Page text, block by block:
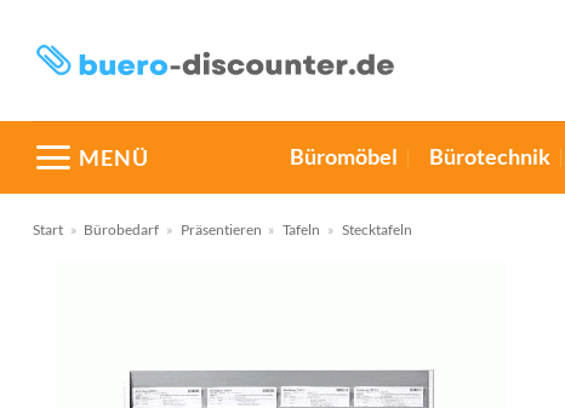
Inhalt
springen
MENÜ Büromöbel Bürotechnik
Start » Bürobedarf » Präsentieren » Tafeln » Stecktafeln